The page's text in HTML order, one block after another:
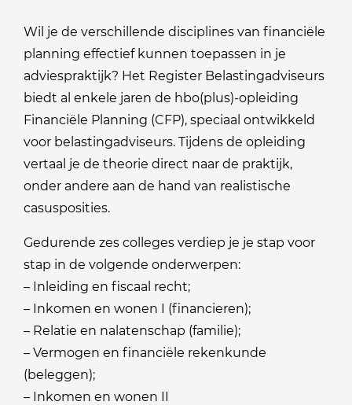
Wil je de verschillende disciplines van financiële
planning effectief kunnen toepassen in je
adviespraktijk? Het Register Belastingadviseurs
biedt al enkele jaren de hbo(plus)-opleiding
Financiële Planning (CFP), speciaal ontwikkeld
voor belastingadviseurs. Tijdens de opleiding
vertaal je de theorie direct naar de praktijk,
onder andere aan de hand van realistische
casusposities.
Gedurende zes colleges verdiep je je stap voor
stap in de volgende onderwerpen:
– Inleiding en fiscaal recht;
– Inkomen en wonen I (financieren);
– Relatie en nalatenschap (familie);
– Vermogen en financiële rekenkunde
(beleggen);
– Inkomen en wonen II